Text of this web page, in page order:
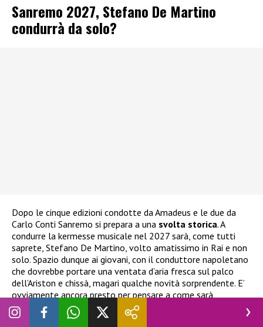
Sanremo 2027, Stefano De Martino
condurrà da solo?
Dopo le cinque edizioni condotte da Amadeus e le due da
Carlo Conti Sanremo si prepara a una svolta storica. A
condurre la kermesse musicale nel 2027 sarà, come tutti
saprete, Stefano De Martino, volto amatissimo in Rai e non
solo. Spazio dunque ai giovani, con il conduttore napoletano
che dovrebbe portare una ventata d’aria fresca sul palco
dell’Ariston e chissà, magari qualche novità sorprendente. E’
ovviamente ancora presto per pensare a come sarà
Sanremo
il prossimo anno ma non è troppo presto per
ipotizzare invece chi potrebbe esserci sul palco ad affiancare